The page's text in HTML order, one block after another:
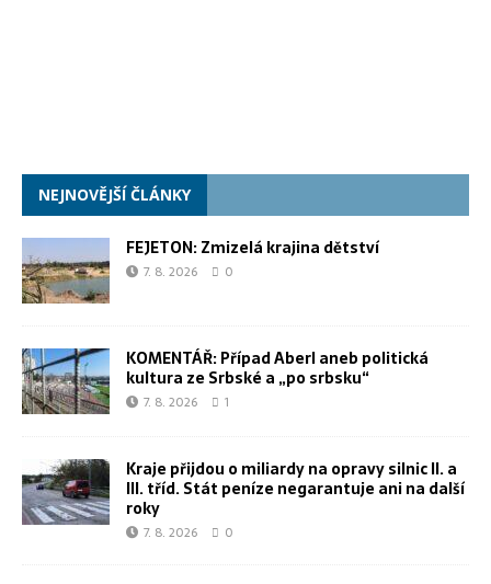
NEJNOVĚJŠÍ ČLÁNKY
FEJETON: Zmizelá krajina dětství
7. 8. 2026 0
KOMENTÁŘ: Případ Aberl aneb politická
kultura ze Srbské a „po srbsku“
7. 8. 2026 1
Kraje přijdou o miliardy na opravy silnic II. a
III. tříd. Stát peníze negarantuje ani na další
roky
7. 8. 2026 0